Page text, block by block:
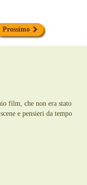
Prossimo
film, che non era stato
e pensieri da tempo